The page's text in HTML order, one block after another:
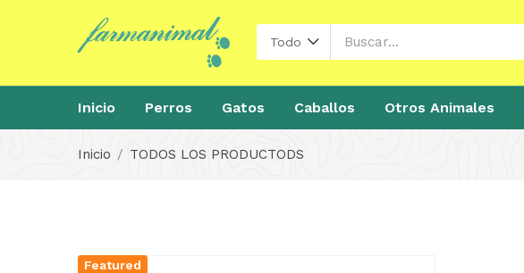
Todo
Inicio Perros Gatos Caballos Otros Animales
Inicio TODOS LOS PRODUCTODS
Featured